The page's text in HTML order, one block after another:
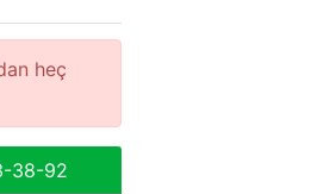
heç
38-92